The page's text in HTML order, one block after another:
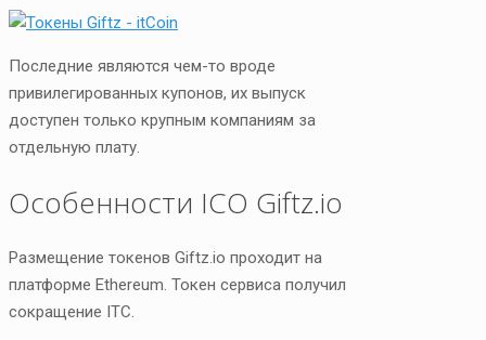
Последние являются чем-то вроде
привилегированных купонов, их выпуск
доступен только крупным компаниям за
отдельную плату.
Особенности ICO Giftz.io
Размещение токенов Giftz.io проходит на
платформе Ethereum. Токен сервиса получил
сокращение ITC.